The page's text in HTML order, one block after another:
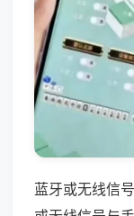
蓝牙或无线信